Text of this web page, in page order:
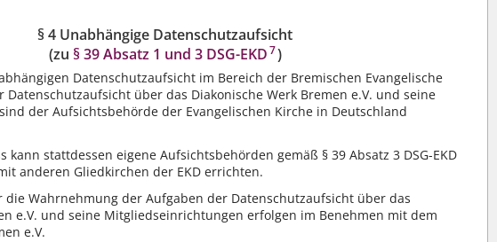
§ 4 Unabhängige Datenschutzaufsicht
(zu § 39 Absatz 1 und 3 DSG-EKD7)
Datenschutzaufsicht im Bereich der Bremischen Evangelische
über das Diakonische Werk Bremen e.V. und seine
der Aufsichtsbehörde der Evangelischen Kirche in Deutschland
kann stattdessen eigene Aufsichtsbehörden gemäß § 39 Absatz 3 DSG-EKD
anderen Gliedkirchen der EKD errichten.
die Wahrnehmung der Aufgaben der Datenschutzaufsicht über das
e.V. und seine Mitgliedseinrichtungen erfolgen im Benehmen mit dem
e.V.